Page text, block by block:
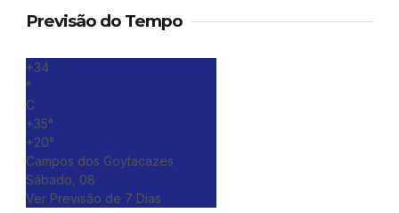
Previsão do Tempo
+34
°
C
+35°
+20°
Campos dos Goytacazes
Sábado, 08
Ver Previsão de 7 Dias